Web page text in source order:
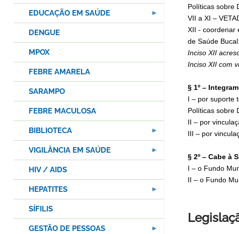
Políticas sobre
VII a XI –
XII - coordenar
de Saúde Bucal.
Inciso XII
Inciso XII com
§ 1º –
I – por suporte
Políticas sobre
II – por
III – por
§ 2º – Cabe à
I – o Fundo
II – o Fundo
EDUCAÇÃO EM SAÚDE
DENGUE
MPOX
FEBRE AMARELA
SARAMPO
FEBRE MACULOSA
BIBLIOTECA
VIGILÂNCIA EM SAÚDE
HIV / AIDS
HEPATITES
SÍFILIS
GESTÃO DE PESSOAS